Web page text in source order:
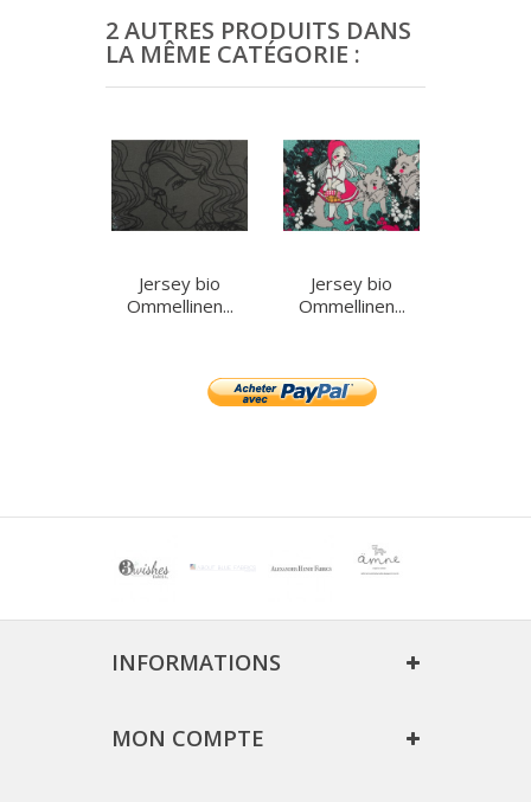
2 AUTRES PRODUITS DANS
LA MÊME CATÉGORIE :
Jersey bio
Ommellinen...
Jersey bio
Ommellinen...
INFORMATIONS
MON COMPTE